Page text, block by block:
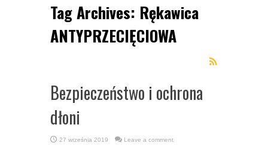
Tag Archives: Rękawica
ANTYPRZECIĘCIOWA
Bezpieczeństwo i ochrona
dłoni
27 września 2019 Leave a comment